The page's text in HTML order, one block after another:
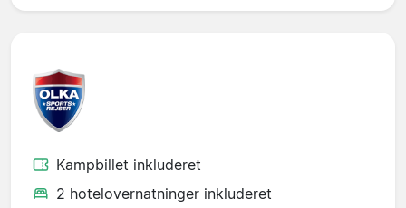
Kampbillet inkluderet
2 hotelovernatninger inkluderet